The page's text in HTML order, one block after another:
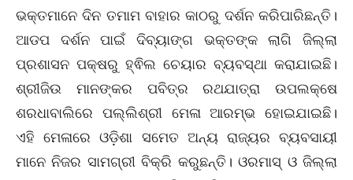
ଭକ୍ତମାନେ ଦିନ ତମାମ ବାହାର କାଠରୁ ଦର୍ଶନ କରିପାରିଛନ୍ତି।
ଆଡପ ଦର୍ଶନ ପାଇଁ ଦିବ୍ୟାଙ୍ଗ ଭକ୍ତଙ୍କ ଲାଗି ଜିଲ୍ଲା
ପ୍ରଶାସନ ପକ୍ଷରୁ ହ୍ଵିଲ ଚେୟାର ବ୍ୟବସ୍ଥା କରାଯାଇଛି।
ଶ୍ରୀଜିଉ ମାନଙ୍କର ପବିତ୍ର ରଥଯାତ୍ରା ଉପଲକ୍ଷେ
ଶରଧାବାଲିରେ ପଲ୍ଲିଶ୍ରୀ ମେଳା ଆରମ୍ଭ ହୋଇଯାଇଛି।
ଏହି ମେଳାରେ ଓଡ଼ିଶା ସମେତ ଅନ୍ୟ ରାଜ୍ୟର ବ୍ୟବସାୟୀ
ମାନେ ନିଜର ସାମଗ୍ରୀ ବିକ୍ରି କରୁଛନ୍ତି। ଓରମାସ୍‌ ଓ ଜିଲ୍ଲା